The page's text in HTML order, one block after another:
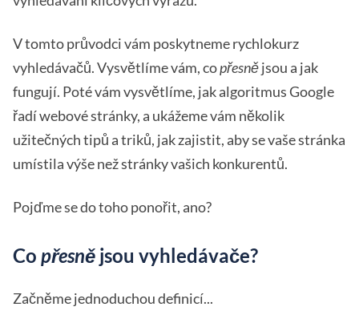
V tomto průvodci vám poskytneme rychlokurz
vyhledávačů. Vysvětlíme vám, copřesnějsou a jak
fungují. Poté vám vysvětlíme, jak algoritmus Google
řadí webové stránky, a ukážeme vám několik
užitečných tipů a triků, jak zajistit, aby se vaše stránka
umístila výše než stránky vašich konkurentů.
Pojďme se do toho ponořit, ano?
Co přesně jsou vyhledávače?
Začněme jednoduchou definicí...